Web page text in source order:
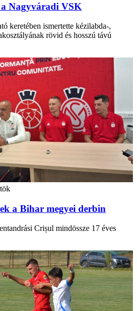
Nagyváradi VSK
keretében ismertette kézilabda-,
rövid és hosszú távú
a Bihar megyei derbin
Crișul mindössze 17 éves